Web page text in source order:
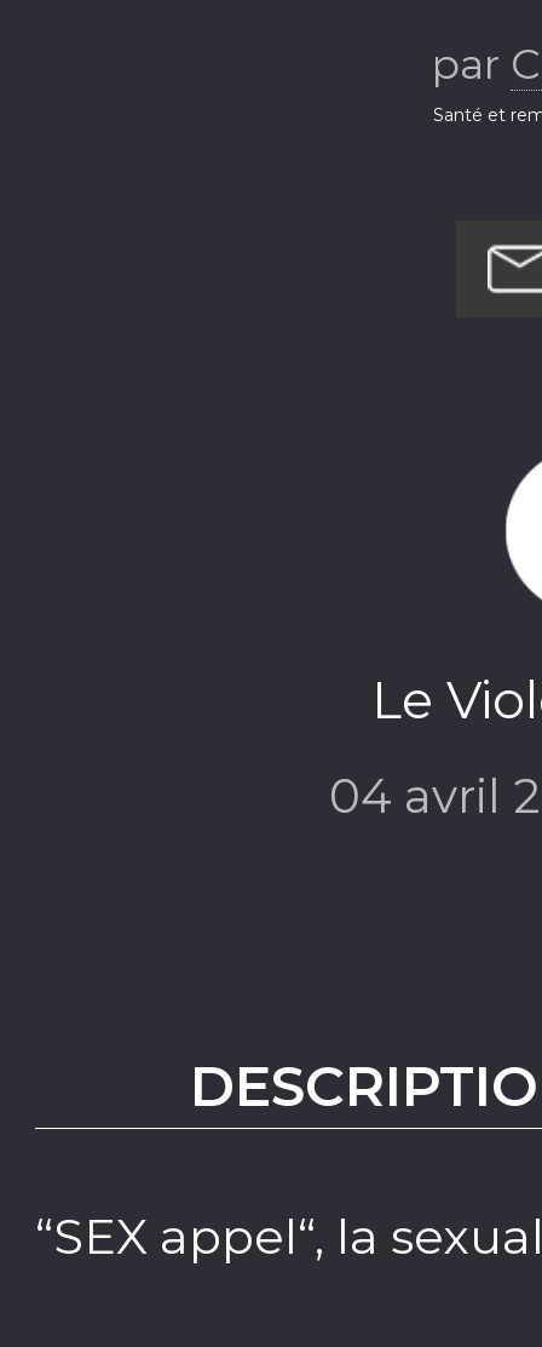
par
Santé et
Le
04 avril
“SEX appel“, la